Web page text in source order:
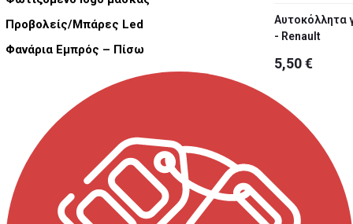
Προβολείς/Μπάρες Led
Φανάρια Εμπρός – Πίσω
Αυτοκόλλητα
- Renault
5,50 €